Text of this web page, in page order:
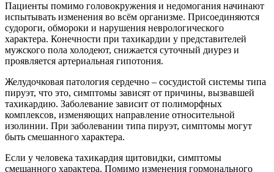
Пациенты помимо головокружения и недомогания начинают
испытывать изменения во всём организме. Присоединяются
судороги, обмороки и нарушения неврологического
характера. Конечности при тахикардии у представителей
мужского пола холодеют, снижается суточный диурез и
проявляется артериальная гипотония.
Желудочковая патология сердечно – сосудистой системы типа
пируэт, что это, симптомы зависят от причины, вызвавшей
тахикардию. Заболевание зависит от полиморфных
комплексов, изменяющих направление относительной
изолинии. При заболевании типа пируэт, симптомы могут
быть смешанного характера.
Если у человека тахикардия щитовидки, симптомы
смешанного характера. Помимо изменения гормонального